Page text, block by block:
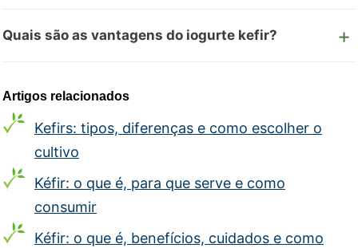
Quais são as vantagens do iogurte kefir?
Artigos relacionados
Kefirs: tipos, diferenças e como escolher o
cultivo
Kéfir: o que é, para que serve e como
consumir
Kéfir: o que é, benefícios, cuidados e como